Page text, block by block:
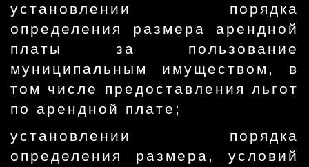
установлении порядка
определения размера арендной
платы за пользование
муниципальным имуществом, в
том числе предоставления льгот
по арендной плате;
установлении порядка
определения размера, условий